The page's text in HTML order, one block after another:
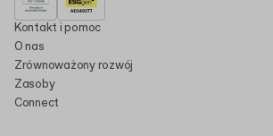
Kontakt i pomoc
O nas
Zrównoważony rozwój
Zasoby
Connect